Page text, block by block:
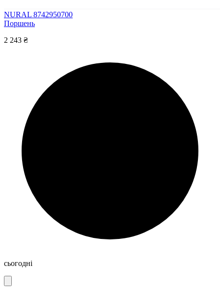
NURAL 8742950700
Поршень
2 243 ₴
сьогодні